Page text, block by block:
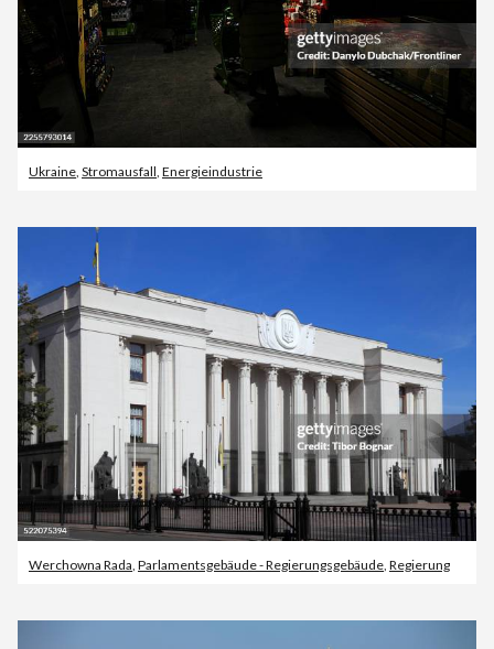
Ukraine Stromausfall Energieindustrie
Werchowna Rada, Parlamentsgebäude - Regierungsgebäude, Regierung